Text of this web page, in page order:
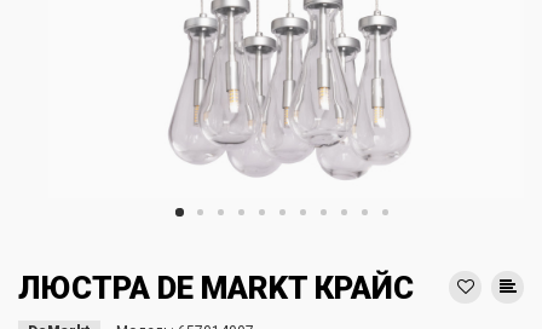
ЛЮСТРА DE MARKT КРАЙС